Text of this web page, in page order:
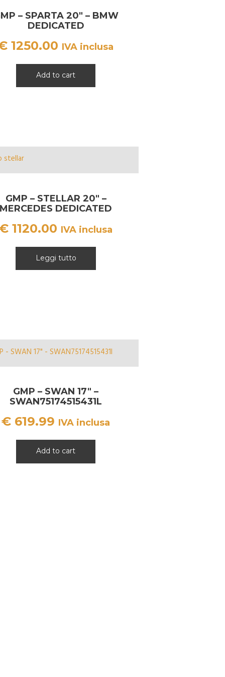
– SPARTA 20″ – BMW
DEDICATED
1250.00 IVA inclusa
Add to cart
GMP – STELLAR 20″ –
MERCEDES DEDICATED
1120.00 IVA inclusa
Leggi tutto
GMP – SWAN 17″ –
SWAN75174515431L
€ 619.99 IVA inclusa
Add to cart